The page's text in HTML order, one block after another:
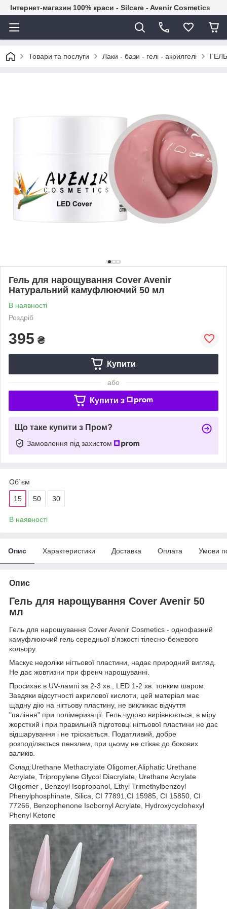
Інтернет-магазин 100% краси - Silcare - Avenir Cosmetics
Товари та послуги Лаки - бази - гелі - акрилгелі
Гель для нарощування Cover Avenir
Натуральний камуфлюючий 50 мл
В наявності
Роздріб
395 ₴
Купити
або
Купити з
Що таке купити з Пром?
Замовлення під захистом
Об`єм
15 50 30
В наявності
Опис Характеристики Доставка Оплата Умови
Опис
Гель для нарощування Cover Avenir 50
мл
Гель для нарощування Cover Avenir Cosmetics - однофазний
камуфлюючий гель середньої в'язкості тілесно-бежевого
кольору.
Маскує недоліки нігтьової пластини, надає природний вигляд.
Не дає жовтизни при френч нарощуванні.
Просихає в UV-лампі за 2-3 хв., LED 1-2 хв. тонким шаром.
Завдяки відсутності акрилової кислоти, цей матеріал має
щадну дію на нігтьову пластину, не викликає відчуття
"паління" при полімеризації. Гель чудово вирівнюється, в міру
жорсткий і при правильній підготовці нігтьової пластини не дає
відшарування і не тріскається. Податливий, добре
розподіляється пензлем, при цьому не стікає до бокових
валиків.
Склад:Urethane Methacrylate Oligomer,Aliphatic Urethane
Acrylate, Tripropylene Glycol Diacrylate, Urethane Acrylate
Oligomer , Benzoyl Isopropanol, Ethyl Trimethylbenzoyl
Phenylphosphinate, Silica, CI 77891,CI 15985, CI 15850, CI
77266, Benzophenone Isobornyl Acrylate, Hydroxycyclohexyl
Phenyl Ketone